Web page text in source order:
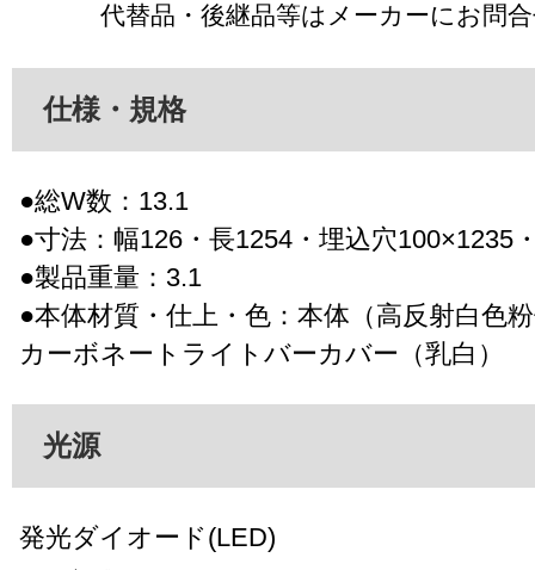
代替品・後継品等はメーカーにお問
仕様・規格
●総W数：13.1
●寸法：幅126・長1254・埋込穴100×1235
●製品重量：3.1
●本体材質・仕上・色：本体（高反射白色
カーボネートライトバーカバー（乳白）
光源
発光ダイオード(LED)